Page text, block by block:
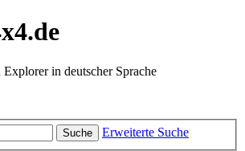
in deutscher Sprache
Suche Erweiterte Suche